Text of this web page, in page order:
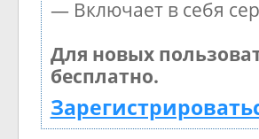
— Включает в себя
Для новых
бесплатно.